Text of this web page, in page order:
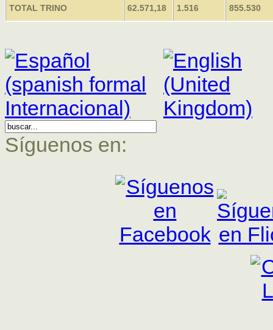
TOTAL TRINO 62.571,18 1.516 855.530
Síguenos en: